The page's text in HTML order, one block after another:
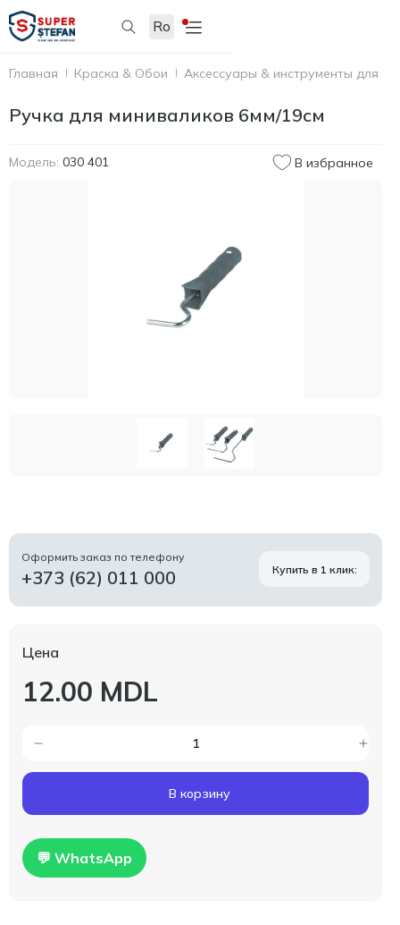
Ro
Главная Краска & Обои Аксессуары & инструменты для
Ручка для миниваликов 6мм/19см
Модель: 030 401 В избранное
Оформить заказ по телефону
+373 (62) 011 000 Купить в 1 клик:
Цена
12.00 MDL
В корзину
💬 WhatsApp